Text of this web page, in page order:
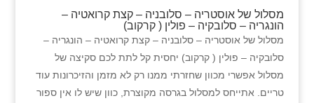
מסלול של אוסטריה – סלובניה – קצת קרואטיה –
הונגריה – סלובקיה – פולין ( קרקוב)
מסלול של אוסטריה – סלובניה – קצת קרואטיה – הונגריה –
סלובקיה – פולין ( קרקוב) יחסית קל לתת לכם סקיצה של
מסלול אפשרי מכוון שחזרתי ממנו רק לא מזמן והזיכרונות עוד
טריים. אתייחס למסלול בגרסה מקוצרת, כוון שיש לו אין ספור